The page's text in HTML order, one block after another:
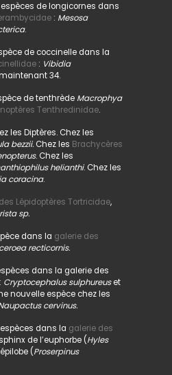
de longicornes dans
: Mesosa
.
de coccinelle dans la
: Vibidia
34.
de tenthrède Macrophya
Tenthredinidae.
les Diptères. Chez les
bezzii. Chez les Brachycères
. Chez les
helianthi. Chez les
coracina.
Lépidoptères Tortricidae,
sp.
dans la galerie des
recticornis.
dans la galerie des
Cryptocephalus sulphureuset
nouvelle espèce chez les
cervinus.
dans la galerie des
de l’euphorbe (Hyles
(Proserpinus